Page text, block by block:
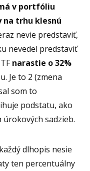
v portfóliu
na trhu klesnú
nevie predstaviť,
nevedel predstaviť
narastie o 32%
Je to 2 (zmena
som to
podstatu, ako
sadzieb.
dlhopis nesie
ten percentuálny